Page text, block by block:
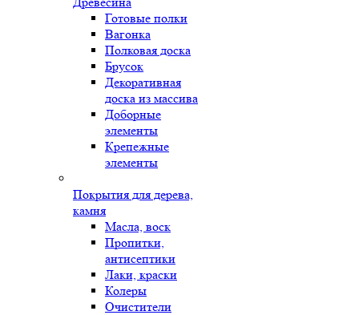
Готовые полки
Вагонка
Полковая доска
Брусок
Декоративная
доска из массива
Доборные
элементы
Крепежные
элементы
Покрытия для дерева,
камня
Масла, воск
Пропитки,
антисептики
Лаки, краски
Колеры
Очистители